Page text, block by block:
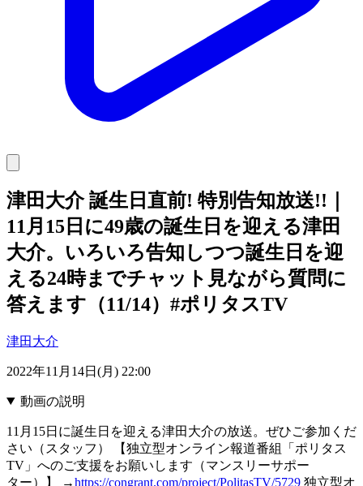
津田大介 誕生日直前! 特別告知放送!!｜
11月15日に49歳の誕生日を迎える津田
大介。いろいろ告知しつつ誕生日を迎
える24時までチャット見ながら質問に
答えます（11/14）#ポリタスTV
津田大介
2022年11月14日(月) 22:00
動画の説明
11月15日に誕生日を迎える津田大介の放送。ぜひご参加くだ
さい（スタッフ） 【独立型オンライン報道番組「ポリタス
TV」へのご支援をお願いします（マンスリーサポー
ター）】 →https://congrant.com/project/PolitasTV/5729 独立型オ